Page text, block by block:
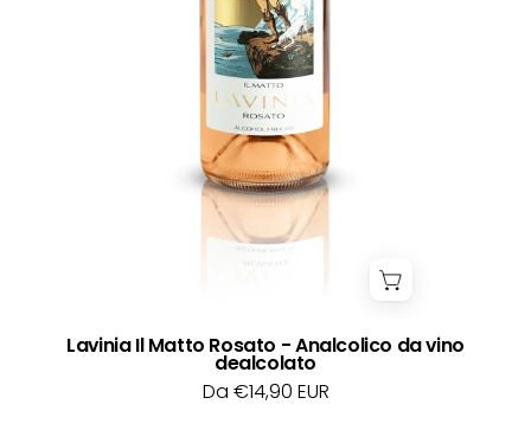
Lavinia Il Matto Rosato - Analcolico da vino
dealcolato
Da €14,90 EUR